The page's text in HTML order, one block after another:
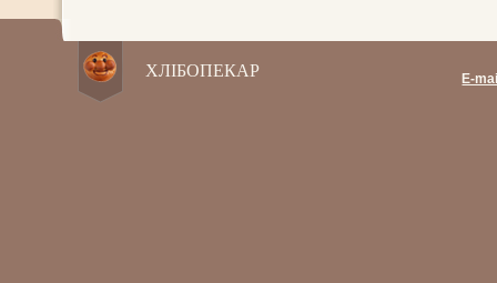
ХЛІБОПЕКАР E-